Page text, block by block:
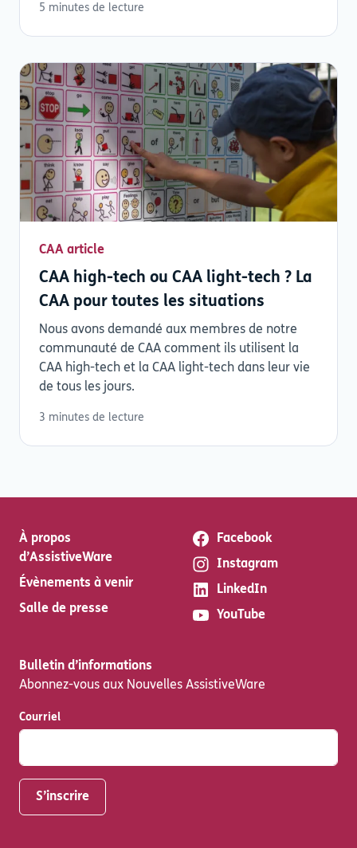
5 minutes de lecture
CAA article
CAA high-tech ou CAA light-tech ? La
CAA pour toutes les situations
Nous avons demandé aux membres de notre
communauté de CAA comment ils utilisent la
CAA high-tech et la CAA light-tech dans leur vie
de tous les jours.
3 minutes de lecture
À propos
d’AssistiveWare
Évènements à venir
Salle de presse
Facebook
Instagram
LinkedIn
YouTube
Bulletin d’informations
Abonnez-vous aux Nouvelles AssistiveWare
Courriel